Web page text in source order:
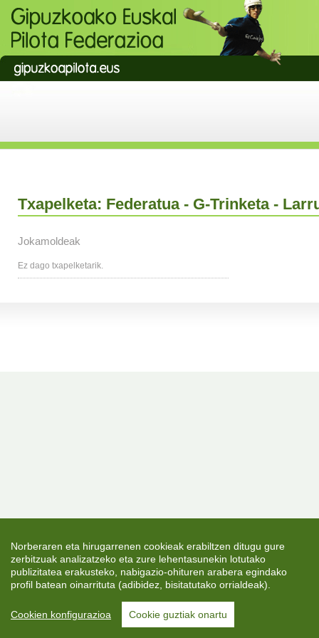
Txapelketa: Federatua - G-Trinketa -
Jokamoldeak
Ez dago txapelketarik.
Norberaren eta hirugarrenen cookieak erabiltzen ditugu gure
zerbitzuak analizatzeko eta zure lehentasunekin lotutako
publizitatea erakusteko, nabigazio-ohituren arabera egindako
profil batean oinarrituta (adibidez, bisitatutako orrialdeak).
Cookien konfigurazioa Cookie guztiak onartu